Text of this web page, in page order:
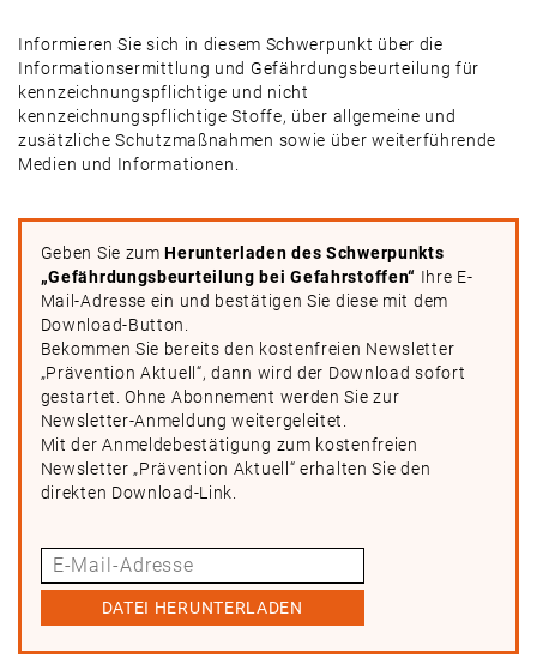
Informieren Sie sich in diesem Schwerpunkt über die
Informationsermittlung und Gefährdungsbeurteilung für
kennzeichnungspflichtige und nicht
kennzeichnungspflichtige Stoffe, über allgemeine und
zusätzliche Schutzmaßnahmen sowie über weiterführende
Medien und Informationen.
Geben Sie zumHerunterladen des Schwerpunkts
„Gefährdungsbeurteilung bei Gefahrstoffen“ Ihre E-
Mail-Adresse ein und bestätigen Sie diese mit dem
Download-Button.
Bekommen Sie bereits den kostenfreien Newsletter
„Prävention Aktuell“, dann wird der Download sofort
gestartet. Ohne Abonnement werden Sie zur
Newsletter-Anmeldung weitergeleitet.
Mit der Anmeldebestätigung zum kostenfreien
Newsletter „Prävention Aktuell“ erhalten Sie den
direkten Download-Link.
DATEI HERUNTERLADEN